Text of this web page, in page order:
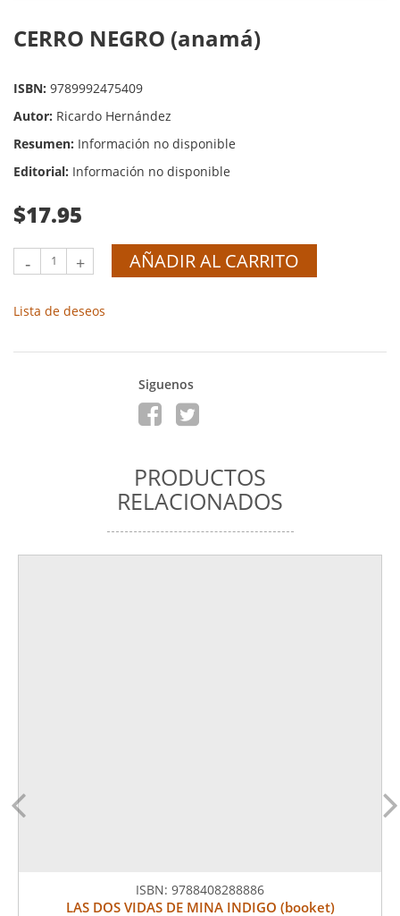
CERRO NEGRO (anamá)
ISBN: 9789992475409
Autor: Ricardo Hernández
Resumen: Información no disponible
Editorial: Información no disponible
$17.95
- + AÑADIR AL CARRITO
Lista de deseos
Siguenos
PRODUCTOS
RELACIONADOS
ISBN: 9788408288886
LAS DOS VIDAS DE MINA INDIGO (booket)